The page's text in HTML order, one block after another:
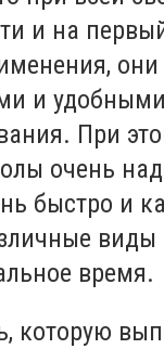
и на
они
и
При
очень
быстро и
виды
время.
которую